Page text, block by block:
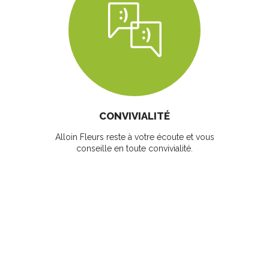
CONVIVIALITÉ
Alloin Fleurs reste à votre écoute et vous
conseille en toute convivialité.